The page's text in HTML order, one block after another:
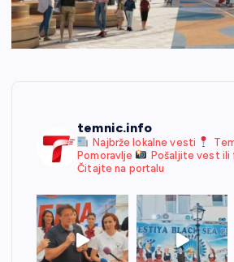
temnic.info
Najbrže lokalne vesti
Pomoravlje
Pošaljite vest
Čitajte na portalu